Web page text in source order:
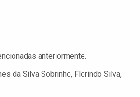
anteriormente.
da Silva Sobrinho, Florindo Silva,